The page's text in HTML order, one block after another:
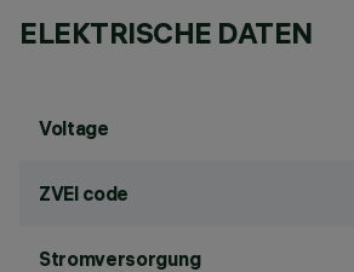
ELEKTRISCHE DATEN
Voltage
ZVEI code
Stromversorgung